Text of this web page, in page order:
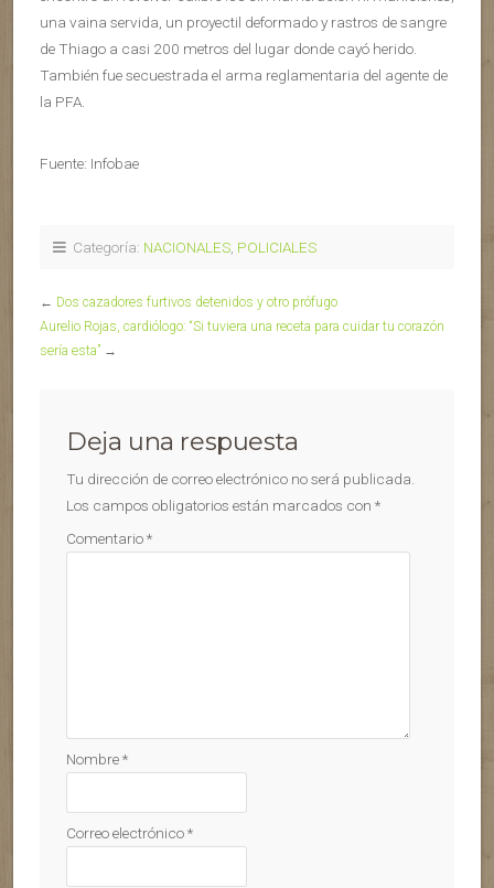
una vaina servida, un proyectil deformado y rastros de sangre
de Thiago a casi 200 metros del lugar donde cayó herido.
También fue secuestrada el arma reglamentaria del agente de
la PFA.
Fuente: Infobae
Categoría: NACIONALES POLICIALES
← Dos cazadores furtivos detenidos y otro prófugo
Aurelio Rojas, cardiólogo: “Si tuviera una receta para cuidar tu corazón
sería esta” →
Deja una respuesta
Tu dirección de correo electrónico no será publicada.
Los campos obligatorios están marcados con *
Comentario*
Nombre*
Correo electrónico*